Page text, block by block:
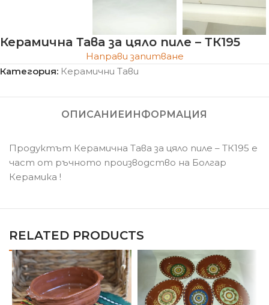
Керамична Тава за цяло пиле – ТК195
Направи запитване
Категория: Керамични Тави
ОПИСАНИЕ ИНФОРМАЦИЯ
Продуктът Керамична Тава за цяло пиле – ТК195 е
част от ръчното производство на Болгар
Керамика !
RELATED PRODUCTS